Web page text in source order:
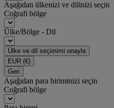
Aşağıdan ülkenizi ve dilinizi seçin
Coğrafi bölge
Ülke/Bölge - Dil
Ülke ve dil seçimimi onayla
EUR (€)
Geri
Aşağıdan para biriminizi seçin
Coğrafi bölge